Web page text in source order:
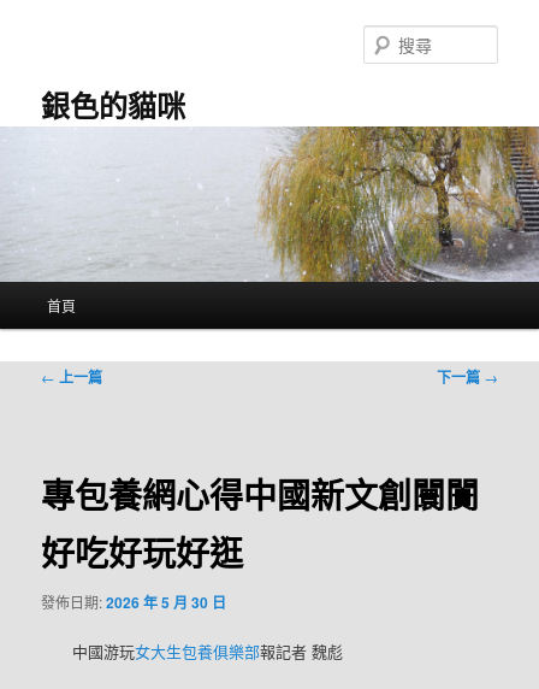
銀色的貓咪
尋
首頁
文
← 上一篇 下一篇 →
專包養網心得中國新文創闤闠
好吃好玩好逛
發佈日期:2026 年 5 月 30 日
中國游玩女大生包養俱樂部報記者 魏彪